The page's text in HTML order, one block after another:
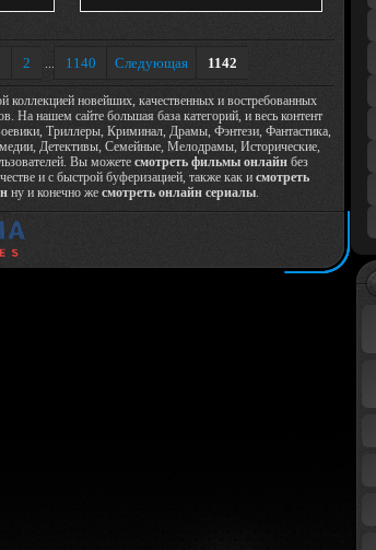
2 ... 1140 Следующая 1142
коллекцией новейших, качественных и востребованных
На нашем сайте большая база категорий, и весь контент
Триллеры, Криминал, Драмы, Фэнтези, Фантастика,
Детективы, Семейные, Мелодрамы, Исторические,
Вы можетесмотреть фильмы онлайн без
и с быстрой буферизацией, также как и смотреть
ну и конечно же смотреть онлайн сериалы.